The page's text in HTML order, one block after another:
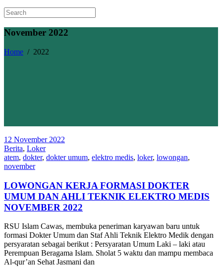
November 2022
Home / 2022
12 November 2022
Berita, Loker
atem, dokter, dokter umum, elektro medis, loker, lowongan,
november
LOWONGAN KERJA FORMASI DOKTER
UMUM DAN AHLI TEKNIK ELEKTRO MEDIS
NOVEMBER 2022
RSU Islam Cawas, membuka peneriman karyawan baru untuk
formasi Dokter Umum dan Staf Ahli Teknik Elektro Medik dengan
persyaratan sebagai berikut : Persyaratan Umum Laki – laki atau
Perempuan Beragama Islam. Sholat 5 waktu dan mampu membaca
Al-qur’an Sehat Jasmani dan